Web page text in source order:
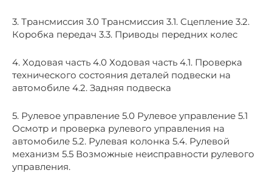
3. Трансмиссия 3.0 Трансмиссия 3.1. Сцепление 3.2.
Коробка передач 3.3. Приводы передних колес
4. Ходовая часть 4.0 Ходовая часть 4.1. Проверка
технического состояния деталей подвески на
автомобиле 4.2. Задняя подвеска
5. Рулевое управление 5.0 Рулевое управление 5.1
Осмотр и проверка рулевого управления на
автомобиле 5.2. Рулевая колонка 5.4. Рулевой
механизм 5.5 Возможные неисправности рулевого
управления.